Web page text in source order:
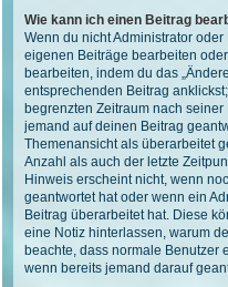
Wie kann ich einen Beitrag
Wenn du nicht Administrator
eigenen Beiträge bearbeiten
bearbeiten, indem du das
entsprechenden Beitrag
begrenzten Zeitraum nach
jemand auf deinen Beitrag
Themenansicht als überarbeitet
Anzahl als auch der letzte
Hinweis erscheint nicht, wenn
geantwortet hat oder wenn ein
Beitrag überarbeitet hat. Diese
eine Notiz hinterlassen, warum
beachte, dass normale Benutzer
wenn bereits jemand darauf